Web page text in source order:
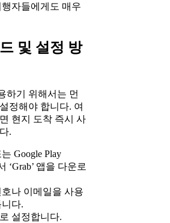
자들에게도 매우
및 설정 방
하기 위해서는 먼
정해야 합니다. 여
현지 도착 즉시 사
.
Google Play
‘Grab’ 앱을 다운로
나 이메일을 사용
다.
설정합니다.